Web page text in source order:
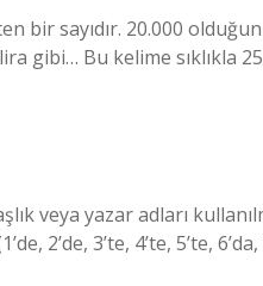
bir sayıdır. 20.000
gibi… Bu kelime sıklıkla
veya yazar adları
3’te, 4’te, 5’te, 6’da,